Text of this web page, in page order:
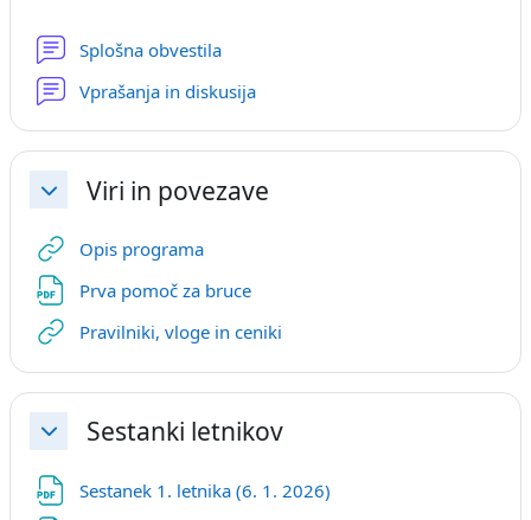
Splošna obvestila
Vprašanja in diskusija
Skrči Viri in povezave
Opis programaURL
Prva pomoč za bruceURL
Pravilniki, vloge in cenikiURL
Skrči Sestanki letnikov
Sestanek 1. letnika (6. 1. 2026)